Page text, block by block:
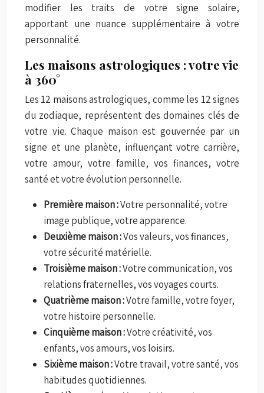
modifier les traits de votre signe solaire,
apportant une nuance supplémentaire à votre
personnalité.
Les maisons astrologiques : votre vie
à 360°
Les 12 maisons astrologiques, comme les 12 signes
du zodiaque, représentent des domaines clés de
votre vie. Chaque maison est gouvernée par un
signe et une planète, influençant votre carrière,
votre amour, votre famille, vos finances, votre
santé et votre évolution personnelle.
Première maison :Votre personnalité, votre
image publique, votre apparence.
Deuxième maison :Vos valeurs, vos finances,
votre sécurité matérielle.
Troisième maison :Votre communication, vos
relations fraternelles, vos voyages courts.
Quatrième maison :Votre famille, votre foyer,
votre histoire personnelle.
Cinquième maison :Votre créativité, vos
enfants, vos amours, vos loisirs.
Sixième maison :Votre travail, votre santé, vos
habitudes quotidiennes.